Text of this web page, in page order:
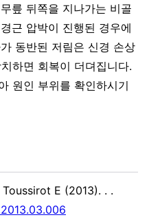
릎 뒤쪽을 지나가는 비골
근 압박이 진행된 경우에
동반된 저림은 신경 손상
하면 회복이 더뎌집니다.
원인 부위를 확인하시기
E (2013). . .